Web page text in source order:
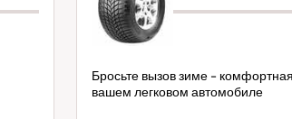
Бросьте вызов зиме -
вашем легковом автомобиле